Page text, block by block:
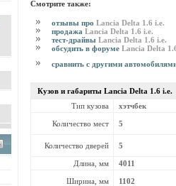
Смотрите также:
отзывы про Lancia Delta 1.6 i.e.
продажа Lancia Delta 1.6 i.e.
тест-драйвы Lancia Delta 1.6 i.e.
обсудить в форуме Lancia Delta
сравнить с другими
Кузов и габариты Lancia Delta 1.6 i.e.
Тип кузова
хэтчбек
Количество мест 5
Количество дверей 5
Длина, мм 4011
Ширина, мм 1102